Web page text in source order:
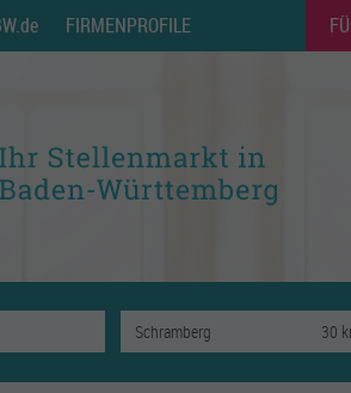
FIRMENPROFILE